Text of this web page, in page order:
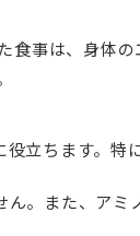
食事は、身体の
立ちます。特
ん。また、アミ